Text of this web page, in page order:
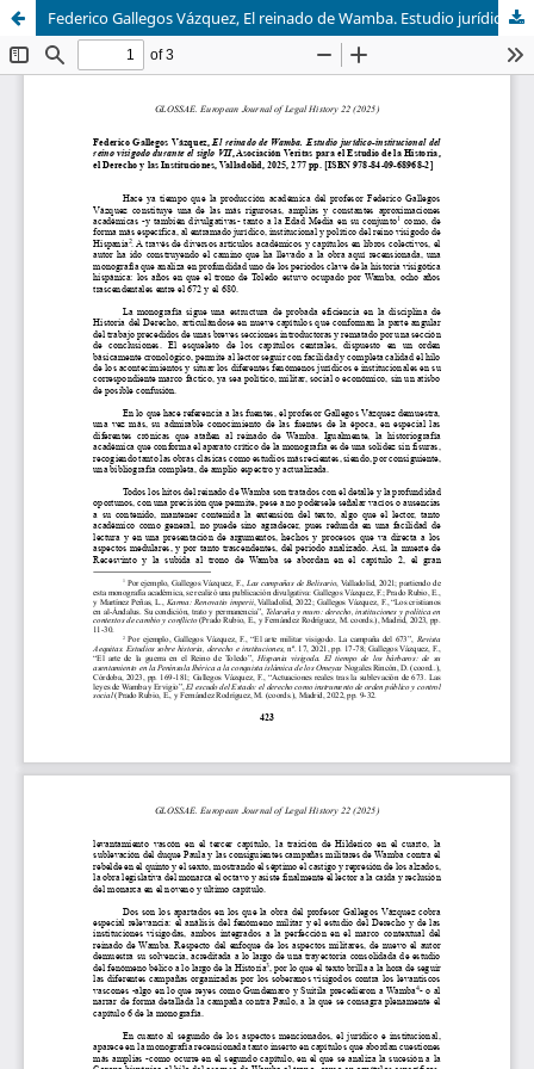
Federico Gallegos Vázquez, El reinado de Wamba. Estudio jurídico-institucional del reino visigodo durante el siglo VII, Asociación Veritas para el Estudio de la Historia, el Derecho y las Instituciones, Valladolid, 2025, 277 pp. [ISBN 978-84-09-68968-2]